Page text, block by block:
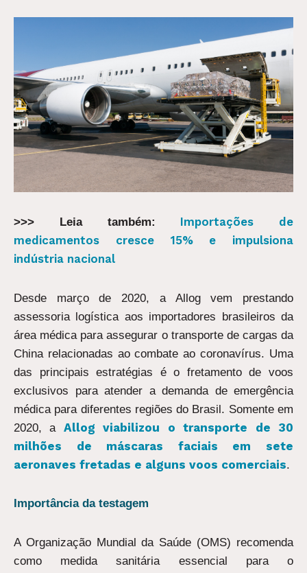
>>> Leia também: Importações de
medicamentos cresce 15% e impulsiona
indústria nacional
Desde março de 2020, a Allog vem prestando
assessoria logística aos importadores brasileiros da
área médica para assegurar o transporte de cargas da
China relacionadas ao combate ao coronavírus. Uma
das principais estratégias é o fretamento de voos
exclusivos para atender a demanda de emergência
médica para diferentes regiões do Brasil. Somente em
2020, a Allog viabilizou o transporte de 30
milhões de máscaras faciais em sete
aeronaves fretadas e alguns voos comerciais.
Importância da testagem
A Organização Mundial da Saúde (OMS) recomenda
como medida sanitária essencial para o